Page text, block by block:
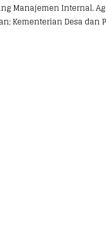
Manajemen Internal,
Desa dan